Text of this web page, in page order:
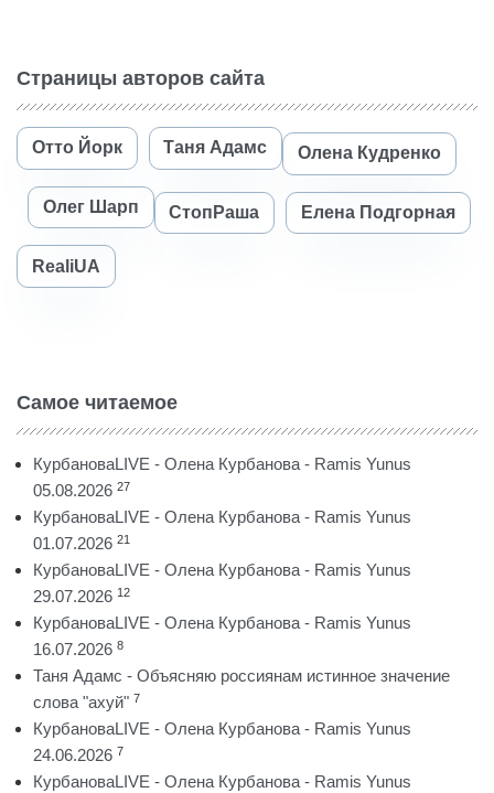
Страницы авторов сайта
Отто Йорк Таня Адамс Олена Кудренко
Олег Шарп СтопРаша Елена Подгорная
RealiUA
Самое читаемое
КурбановаLIVE - Олена Курбанова - Ramis Yunus
05.08.2026 27
КурбановаLIVE - Олена Курбанова - Ramis Yunus
01.07.2026 21
КурбановаLIVE - Олена Курбанова - Ramis Yunus
29.07.2026 12
КурбановаLIVE - Олена Курбанова - Ramis Yunus
16.07.2026 8
Таня Адамс - Объясняю россиянам истинное значение
слова "ахуй" 7
КурбановаLIVE - Олена Курбанова - Ramis Yunus
24.06.2026 7
КурбановаLIVE - Олена Курбанова - Ramis Yunus